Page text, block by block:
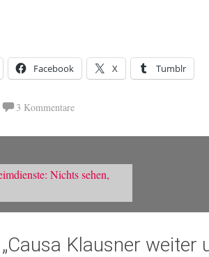
Facebook X Tumblr
3 Kommentare
Nichts sehen,
Causa Klausner weiter